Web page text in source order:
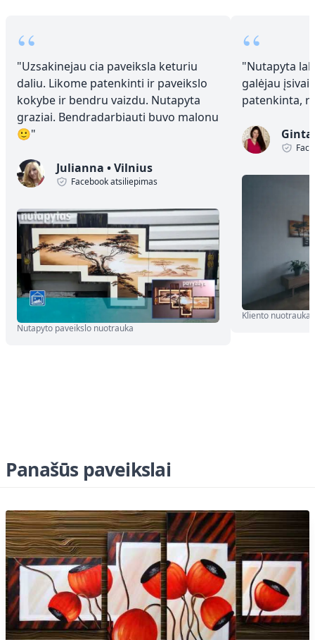
“
"Uzsakinejau cia paveiksla keturiu
daliu. Likome patenkinti ir paveikslo
kokybe ir bendru vaizdu. Nutapyta
graziai. Bendradarbiauti buvo malonu
🙂"
Julianna •Vilnius
Facebook atsiliepimas
Nutapyto paveikslo nuotrauka
“
"Nutapyta
galėjau
patenkinta,
Kliento nuotrauka
Panašūs paveikslai